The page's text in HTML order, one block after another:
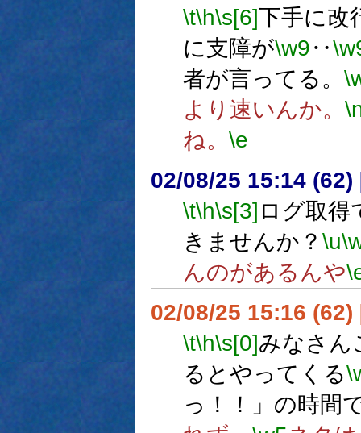
\t\h\s[6]下手に改
に支障が\w9‥
者が言ってる。
より速いんか。
ね。 \e
02/08/25 15:14 (62)
\t\h\s[3] ログ取得
きませんか？ \u
んのがあるんや
02/08/25 15:16 (62)
\t\h\s[0]みなさん
るとやってくる
っ！！」の時間